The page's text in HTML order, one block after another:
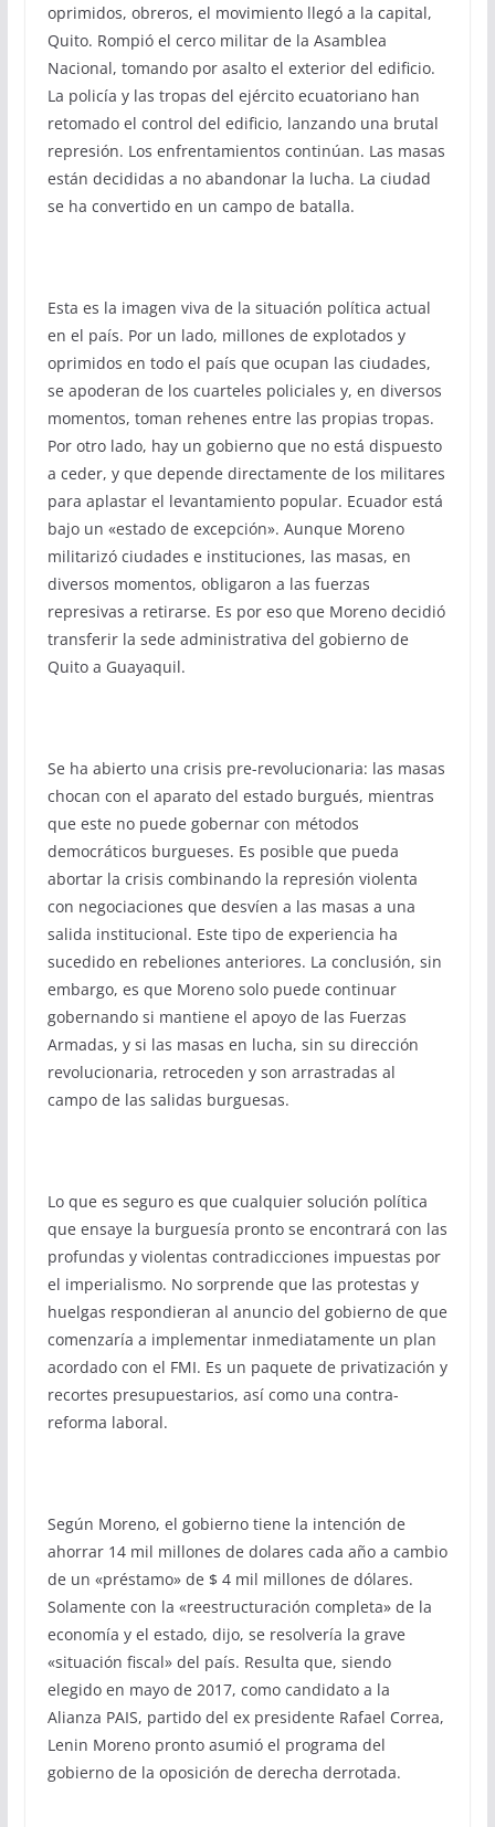
oprimidos, obreros, el movimiento llegó a la capital,
Quito. Rompió el cerco militar de la Asamblea
Nacional, tomando por asalto el exterior del edificio.
La policía y las tropas del ejército ecuatoriano han
retomado el control del edificio, lanzando una brutal
represión. Los enfrentamientos continúan. Las masas
están decididas a no abandonar la lucha. La ciudad
se ha convertido en un campo de batalla.
Esta es la imagen viva de la situación política actual
en el país. Por un lado, millones de explotados y
oprimidos en todo el país que ocupan las ciudades,
se apoderan de los cuarteles policiales y, en diversos
momentos, toman rehenes entre las propias tropas.
Por otro lado, hay un gobierno que no está dispuesto
a ceder, y que depende directamente de los militares
para aplastar el levantamiento popular. Ecuador está
bajo un «estado de excepción». Aunque Moreno
militarizó ciudades e instituciones, las masas, en
diversos momentos, obligaron a las fuerzas
represivas a retirarse. Es por eso que Moreno decidió
transferir la sede administrativa del gobierno de
Quito a Guayaquil.
Se ha abierto una crisis pre-revolucionaria: las masas
chocan con el aparato del estado burgués, mientras
que este no puede gobernar con métodos
democráticos burgueses. Es posible que pueda
abortar la crisis combinando la represión violenta
con negociaciones que desvíen a las masas a una
salida institucional. Este tipo de experiencia ha
sucedido en rebeliones anteriores. La conclusión, sin
embargo, es que Moreno solo puede continuar
gobernando si mantiene el apoyo de las Fuerzas
Armadas, y si las masas en lucha, sin su dirección
revolucionaria, retroceden y son arrastradas al
campo de las salidas burguesas.
Lo que es seguro es que cualquier solución política
que ensaye la burguesía pronto se encontrará con las
profundas y violentas contradicciones impuestas por
el imperialismo. No sorprende que las protestas y
huelgas respondieran al anuncio del gobierno de que
comenzaría a implementar inmediatamente un plan
acordado con el FMI. Es un paquete de privatización y
recortes presupuestarios, así como una contra-
reforma laboral.
Según Moreno, el gobierno tiene la intención de
ahorrar 14 mil millones de dolares cada año a cambio
de un «préstamo» de $ 4 mil millones de dólares.
Solamente con la «reestructuración completa» de la
economía y el estado, dijo, se resolvería la grave
«situación fiscal» del país. Resulta que, siendo
elegido en mayo de 2017, como candidato a la
Alianza PAIS, partido del ex presidente Rafael Correa,
Lenin Moreno pronto asumió el programa del
gobierno de la oposición de derecha derrotada.